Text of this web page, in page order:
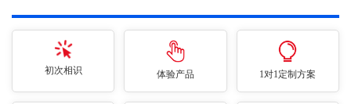
初次相识 体验产品 1对1定制方案